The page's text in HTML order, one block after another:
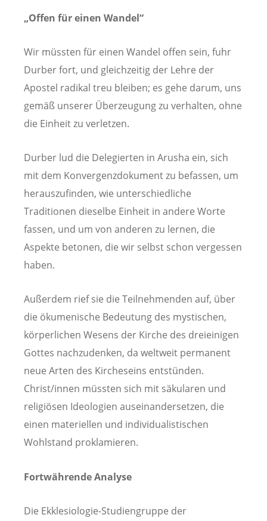
„Offen für einen Wandel“
Wir müssten für einen Wandel offen sein, fuhr
Durber fort, und gleichzeitig der Lehre der
Apostel radikal treu bleiben; es gehe darum, uns
gemäß unserer Überzeugung zu verhalten, ohne
die Einheit zu verletzen.
Durber lud die Delegierten in Arusha ein, sich
mit dem Konvergenzdokument zu befassen, um
herauszufinden, wie unterschiedliche
Traditionen dieselbe Einheit in andere Worte
fassen, und um von anderen zu lernen, die
Aspekte betonen, die wir selbst schon vergessen
haben.
Außerdem rief sie die Teilnehmenden auf, über
die ökumenische Bedeutung des mystischen,
körperlichen Wesens der Kirche des dreieinigen
Gottes nachzudenken, da weltweit permanent
neue Arten des Kircheseins entstünden.
Christ/innen müssten sich mit säkularen und
religiösen Ideologien auseinandersetzen, die
einen materiellen und individualistischen
Wohlstand proklamieren.
Fortwährende Analyse
Die Ekklesiologie-Studiengruppe der